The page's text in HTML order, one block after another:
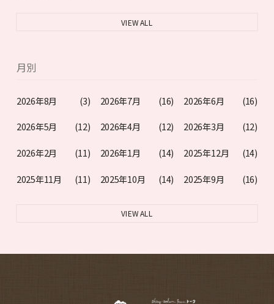
VIEW ALL
月別
2026年8月 (3) 2026年7月 (16) 2026年6月 (16)
2026年5月 (12) 2026年4月 (12) 2026年3月 (12)
2026年2月 (11) 2026年1月 (14) 2025年12月 (14)
2025年11月 (11) 2025年10月 (14) 2025年9月 (16)
VIEW ALL